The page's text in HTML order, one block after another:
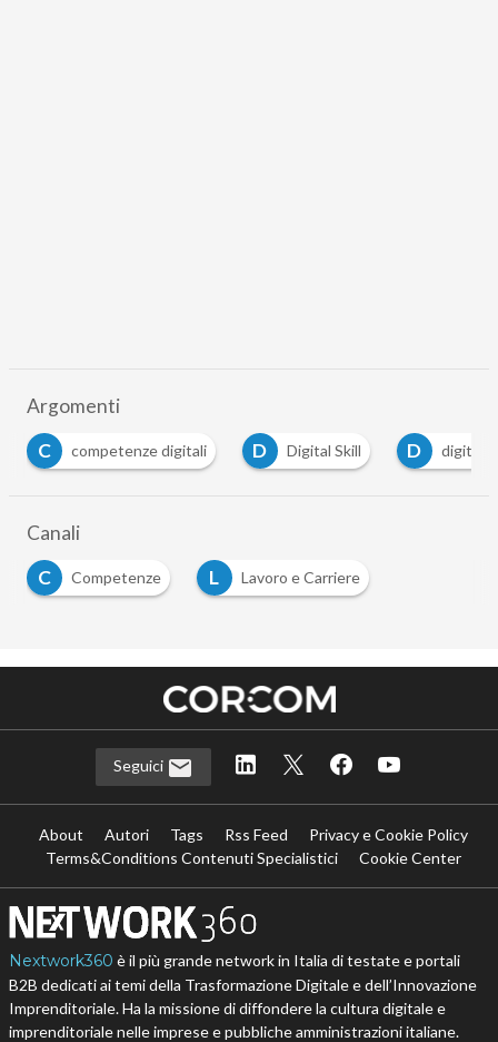
Argomenti
competenze digitali D Digital Skill D digital360
Canali
C
Competenze L Lavoro e Carriere
Seguici
About Autori Tags Rss Feed
Privacy e Cookie Policy
Terms&Conditions Contenuti Specialistici
Cookie Center
Nextwork360 è il più grande network in Italia di testate e portali
B2B dedicati ai temi della Trasformazione Digitale e dell’Innovazione
Imprenditoriale. Ha la missione di diffondere la cultura digitale e
imprenditoriale nelle imprese e pubbliche amministrazioni italiane.